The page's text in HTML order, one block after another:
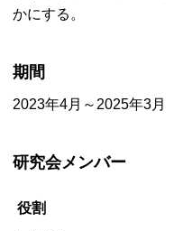
かにする。
期間
2023年4月～2025年3月
研究会メンバー
役割